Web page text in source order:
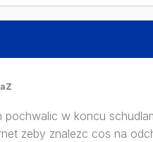
pochwalic w koncu
zeby znalezc cos na